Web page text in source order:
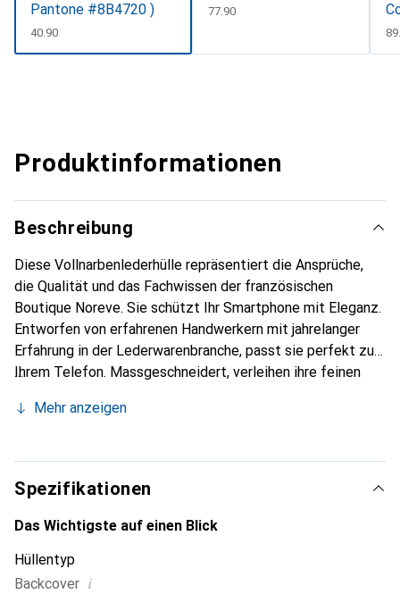
Pantone #8B4720 )
CHF
40.90
CHF
77.90
Produktinformationen
Beschreibung
Diese Vollnarbenlederhülle repräsentiert die Ansprüche,
die Qualität und das Fachwissen der französischen
Boutique Noreve. Sie schützt Ihr Smartphone mit Eleganz.
Entworfen von erfahrenen Handwerkern mit jahrelanger
Erfahrung in der Lederwarenbranche, passt sie perfekt zu
Ihrem Telefon. Massgeschneidert, verleihen ihre feinen
und unverzichtbaren Accessoire für Ihr Smartphone.
die Marke Noreve eine zuverlässige Wahl für eine
anspruchsvolle Kundschaft.
Mehr anzeigen
Spezifikationen
Das Wichtigste auf einen Blick
Hüllentyp
Backcover i